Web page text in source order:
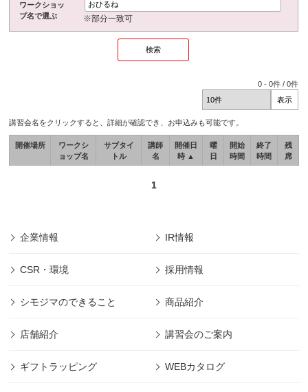
ワークショッ
プ名で選ぶ
※部分一致可
0 -0件 /0件
講習会名をクリックすると、詳細が確認でき、お申込みも可能です。
開催場所
ワークシ
ョップ名
サブタイ
トル
講師
名
開催日
時 ▲
曜
日
開始
時間
終了
時間
残
席
1
企業情報 IR情報
CSR・環境 採用情報
シモジマのできること 商品紹介
店舗紹介 講習会のご案内
ギフトラッピング WEBカタログ